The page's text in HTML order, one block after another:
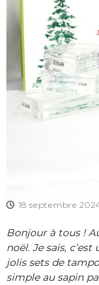
18 septembre
Bonjour à tous !
noël. Je sais,
jolis sets de
simple au sapin